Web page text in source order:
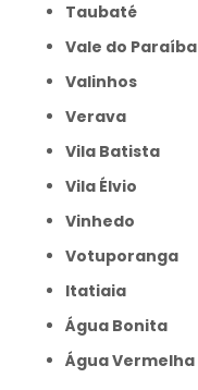
Taubaté
Vale do Paraíba
Valinhos
Verava
Vila Batista
Vila Élvio
Vinhedo
Votuporanga
itatiaia
Água Bonita
Água Vermelha